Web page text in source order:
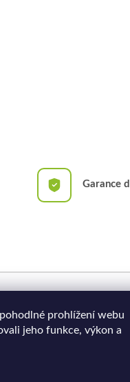
prohlížení webu
jeho funkce, výkon a
Garance